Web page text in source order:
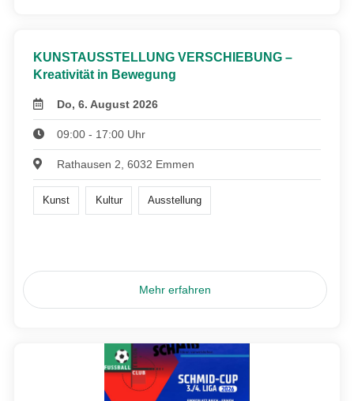
KUNSTAUSSTELLUNG VERSCHIEBUNG –
Kreativität in Bewegung
Do, 6. August 2026
09:00 - 17:00 Uhr
Rathausen 2, 6032 Emmen
Kunst Kultur Ausstellung
Mehr erfahren